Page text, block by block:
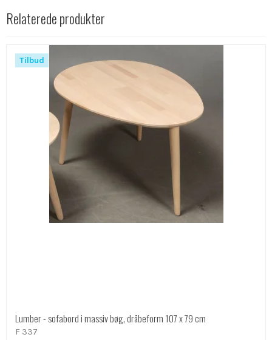
Relaterede produkter
Tilbud
Lumber - sofabord i massiv bøg, dråbeform 107 x 79 cm
F 337